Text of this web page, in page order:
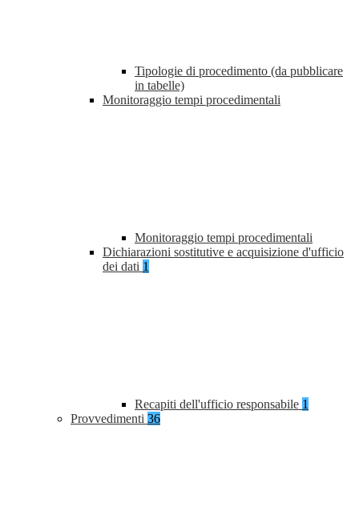
Tipologie di procedimento (da pubblicare
in tabelle)
Monitoraggio tempi procedimentali
Monitoraggio tempi procedimentali
Dichiarazioni sostitutive e acquisizione d'ufficio
dei dati 1
Recapiti dell'ufficio responsabile 1
Provvedimenti 36